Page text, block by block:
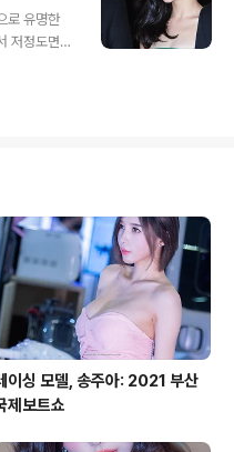
화각
Copyright
All p..
로 유명한
저정도면
느님은 나
이싱 모델, 송주아: 2021 부산
제보트쇼